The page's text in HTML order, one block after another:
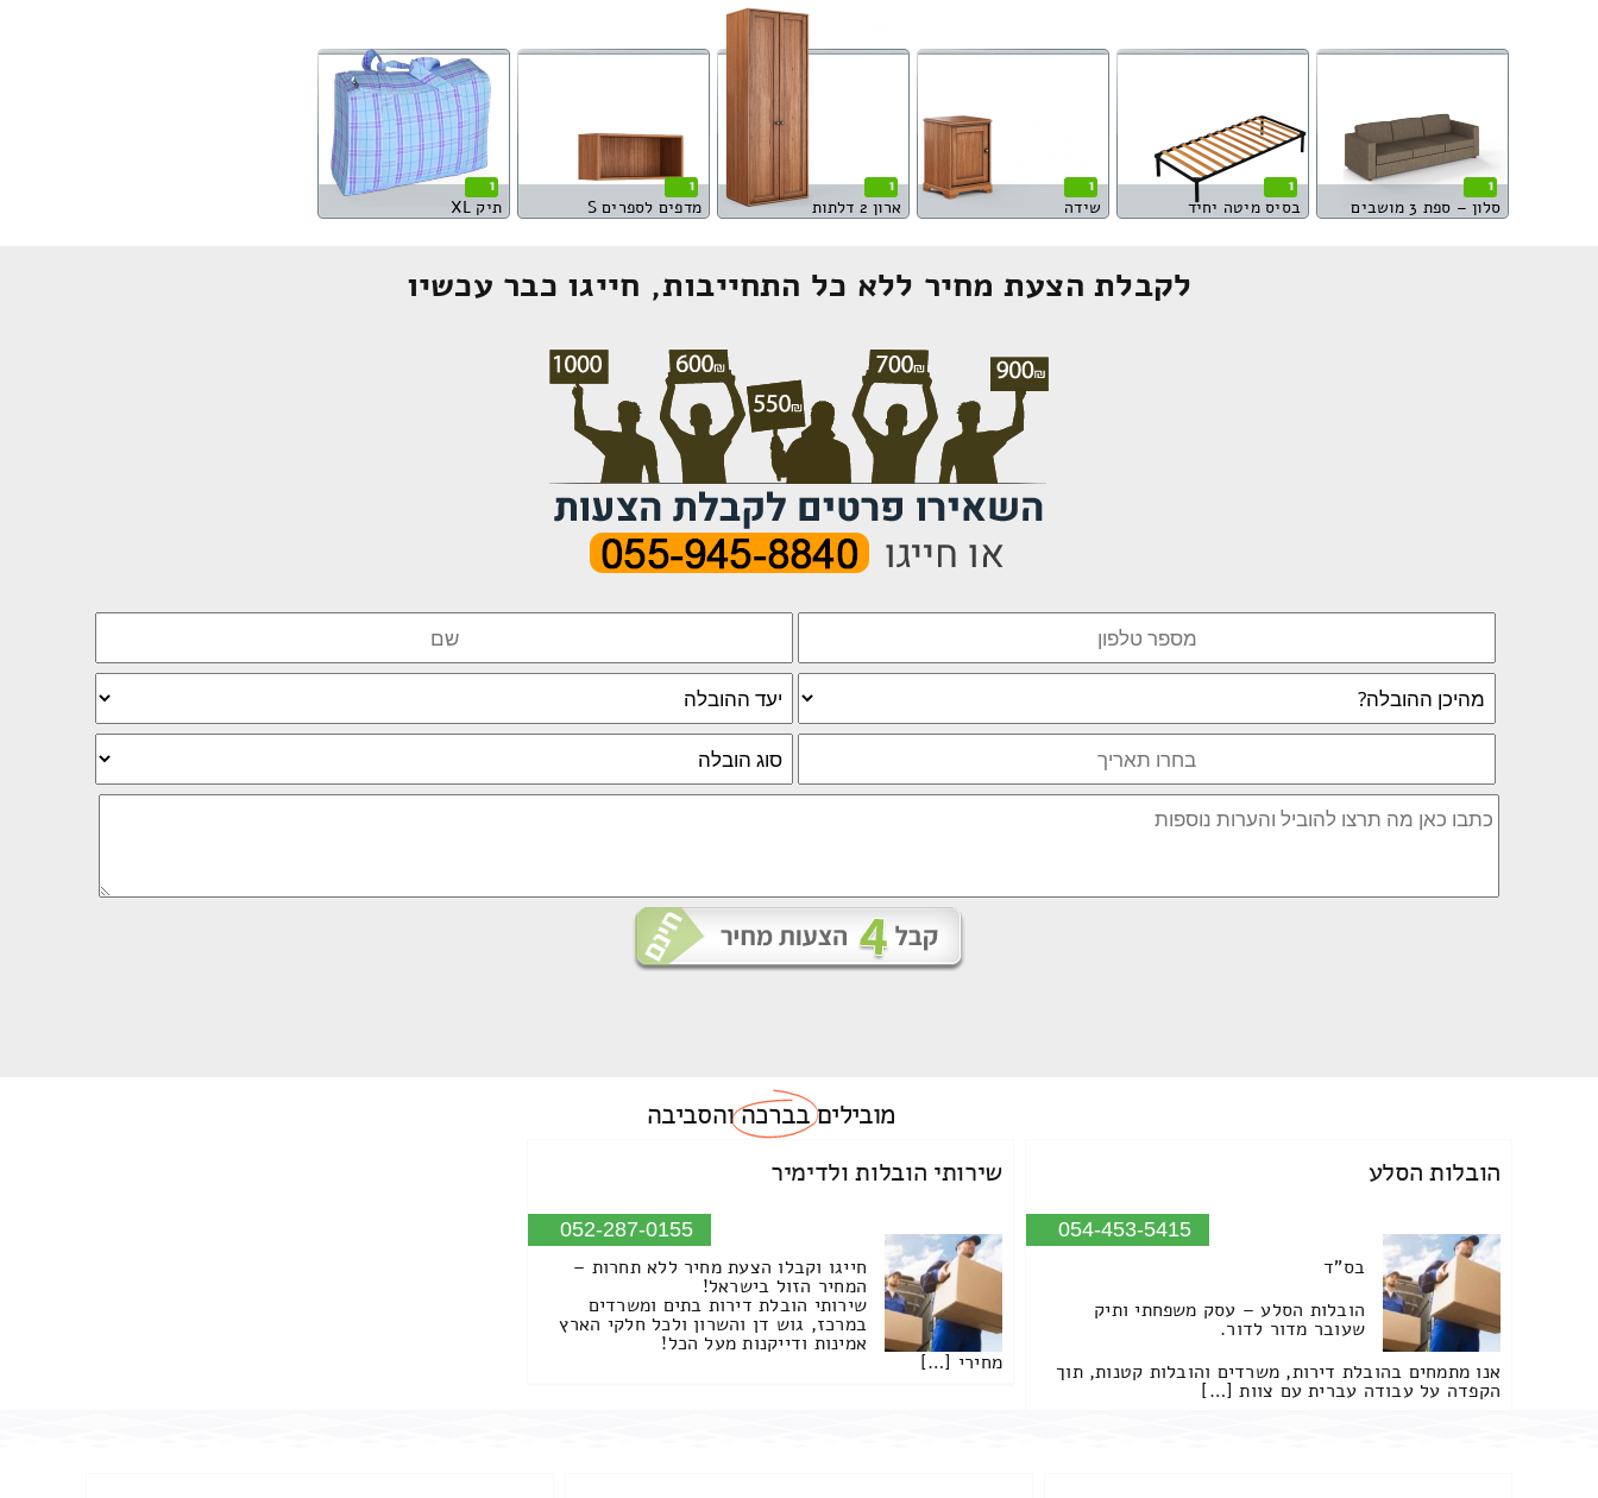
1
סלון – ספת 3 מושבים
1
בסיס מיטה יחיד
1
שידה
1
ארון 2 דלתות
1
מדפים לספרים S
1
תיק XL
לקבלת הצעת מחיר ללא כל התחייבות, חייגו כבר עכשיו
מוביליםבברכהוהסביבה
הובלות הסלע
054-453-5415
בס"ד
הובלות הסלע – עסק משפחתי ותיק
שעובר מדור לדור.
אנו מתמחים בהובלת דירות, משרדים והובלות קטנות, תוך
הקפדה על עבודה עברית עם צוות […]
שירותי הובלות ולדימיר
052-287-0155
חייגו וקבלו הצעת מחיר ללא תחרות –
המחיר הזול בישראל!
שירותי הובלת דירות בתים ומשרדים
במרכז, גוש דן והשרון ולכל חלקי הארץ
אמינות ודייקנות מעל הכל!
מחירי […]